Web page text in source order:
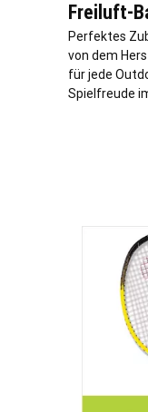
Freiluft-
Perfektes
von dem
für jede
Spielfreude